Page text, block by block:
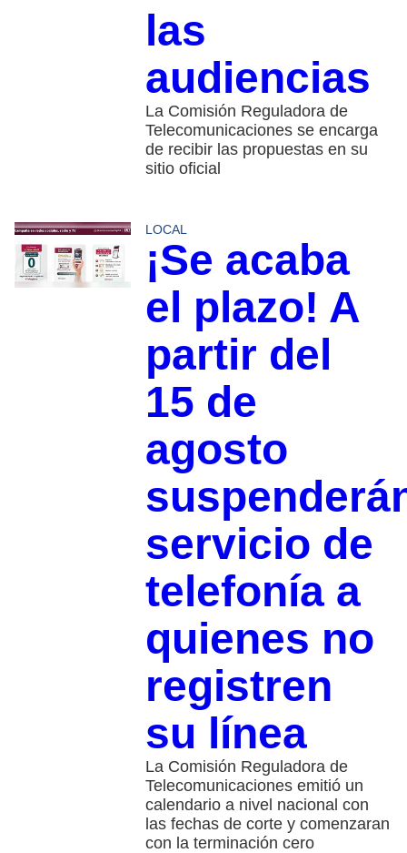
las
audiencias
La Comisión Reguladora de
Telecomunicaciones se encarga
de recibir las propuestas en su
sitio oficial
LOCAL
¡Se acaba
el plazo! A
partir del
15 de
agosto
servicio de
telefonía a
quienes no
registren
su línea
La Comisión Reguladora de
Telecomunicaciones emitió un
calendario a nivel nacional con
las fechas de corte y comenzaran
con la terminación cero